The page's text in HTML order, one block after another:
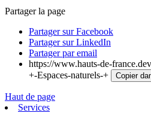
Partager la page
Partager sur Facebook
Partager sur LinkedIn
Partager par email
https://www.hauts-de-
+-Espaces-naturels-+
Copier
Haut de page
Services